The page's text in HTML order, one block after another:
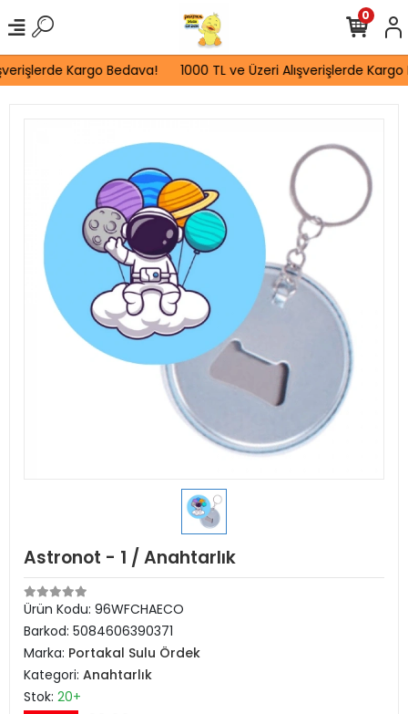
Kargo Bedava! 1000 TL ve Üzeri Alışverişlerde Kargo
0
Astronot - 1 / Anahtarlık
Ürün Kodu: 96WFCHAECO
Barkod: 5084606390371
Marka: Portakal Sulu Ördek
Kategori: Anahtarlık
Stok: 20+